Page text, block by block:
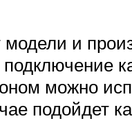
и
подключение
можно
подойдет